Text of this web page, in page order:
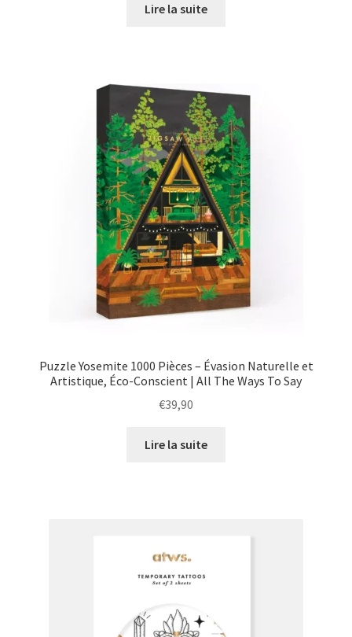
Lire la suite
Puzzle Yosemite 1000 Pièces – Évasion Naturelle et
Artistique, Éco-Conscient | All The Ways To Say
€39,90
Lire la suite